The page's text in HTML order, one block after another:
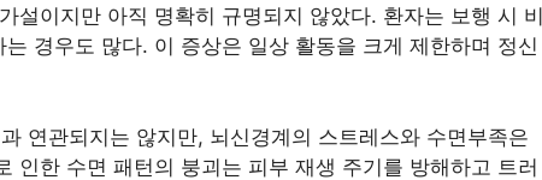
설이지만 아직 명확히 규명되지 않았다. 환자는 보행 시 비
경우도 많다. 이 증상은 일상 활동을 크게 제한하며 정신
연관되지는 않지만, 뇌신경계의 스트레스와 수면부족은
인한 수면 패턴의 붕괴는 피부 재생 주기를 방해하고 트러